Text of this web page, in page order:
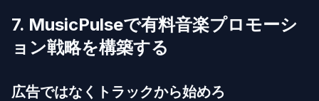
7. MusicPulseで有料音楽プロモーシ
ョン戦略を構築する
広告ではなくトラックから始めろ